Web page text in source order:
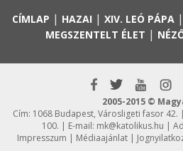
CÍMLAP | HAZAI | XIV. LEÓ PÁPA|
MEGSZENTELT ÉLET |
2005-2015 ©
Cím: 1068 Budapest, Városligeti fasor 42.
100. | E-mail: mk@katolikus.hu |
Impresszum | Médiaajánlat |